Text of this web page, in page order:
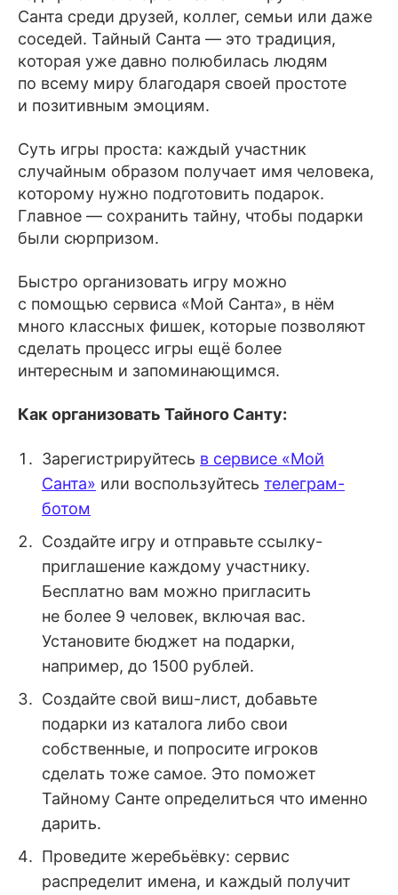
Санта среди друзей, коллег, семьи или даже
соседей. Тайный Санта — это традиция,
которая уже давно полюбилась людям
по всему миру благодаря своей простоте
и позитивным эмоциям.
Суть игры проста: каждый участник
случайным образом получает имя человека,
которому нужно подготовить подарок.
Главное — сохранить тайну, чтобы подарки
были сюрпризом.
Быстро организовать игру можно
с помощью сервиса «Мой Санта», в нём
много классных фишек, которые позволяют
сделать процесс игры ещё более
интересным и запоминающимся.
Как организовать Тайного Санту:
Зарегистрируйтесь в сервисе «Мой
Санта» или воспользуйтесь телеграм-
ботом
Создайте игру и отправьте ссылку-
приглашение каждому участнику.
Бесплатно вам можно пригласить
не более 9 человек, включая вас.
Установите бюджет на подарки,
например, до 1500 рублей.
Создайте свой виш-лист, добавьте
подарки из каталога либо свои
собственные, и попросите игроков
сделать тоже самое. Это поможет
Тайному Санте определиться что именно
дарить.
Проведите жеребьёвку: сервис
распределит имена, и каждый получит